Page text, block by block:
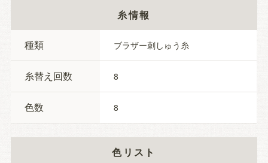
糸情報
種類 ブラザー刺しゅう糸
糸替え回数 8
色数 8
色リスト